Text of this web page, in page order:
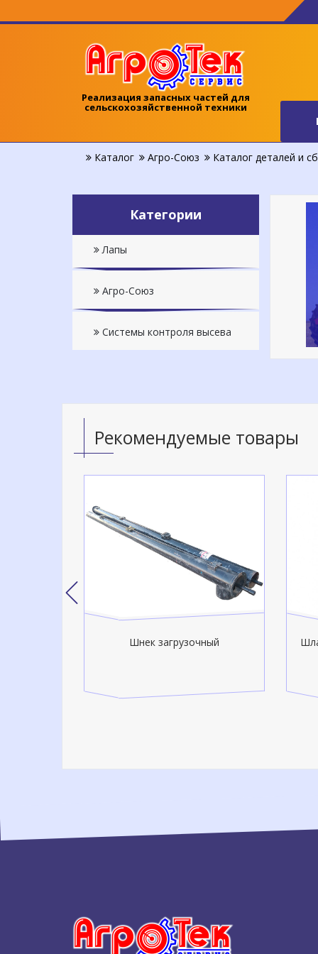
Реализация запасных частей для
сельскохозяйственной техники
Каталог Агро-Союз Каталог деталей и
Категории
Лапы
Агро-Союз
Системы контроля высева
Рекомендуемые товары
Шнек загрузочный